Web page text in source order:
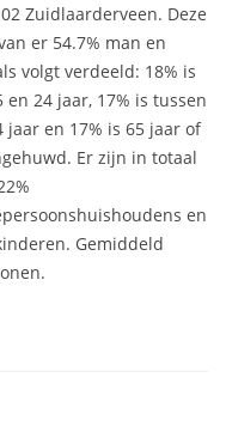
Zuidlaarderveen. Deze
er 54.7% man en
volgt verdeeld: 18% is
24 jaar, 17% is tussen
jaar en 17% is 65 jaar of
Er zijn in totaal
en
Gemiddeld